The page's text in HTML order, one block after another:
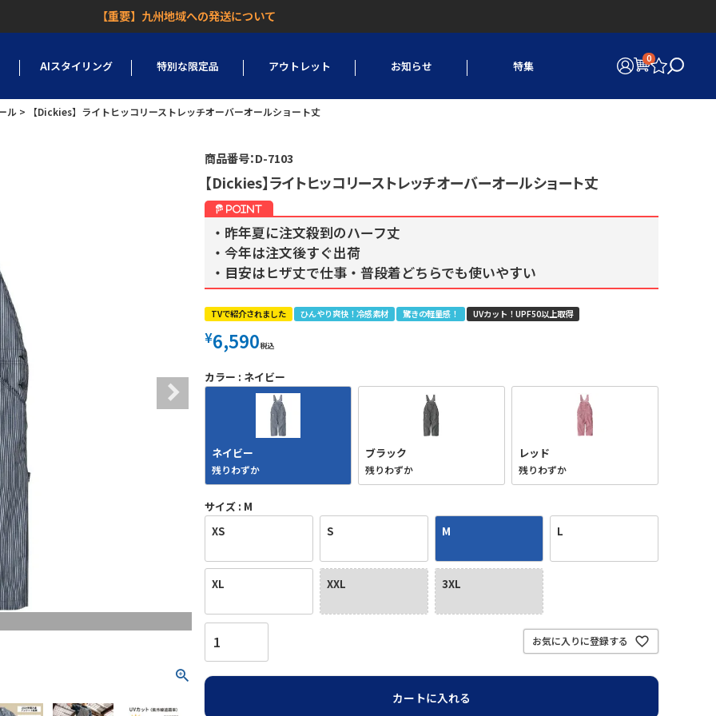
【重要】九州地域への発送について
AIスタイリング 特別な限定品 アウトレット お知らせ 特集 0
ル 【Dickies】ライトヒッコリーストレッチオーバーオールショート丈
商品番号：D-7103
【Dickies】ライトヒッコリーストレッチオーバーオールショート丈
・昨年夏に注文殺到のハーフ丈
・今年は注文後すぐ出荷
・目安はヒザ丈で仕事・普段着どちらでも使いやすい
TVで紹介されました ひんやり爽快！冷感素材 驚きの軽量感！ UVカット！UPF50以上取得
¥6,590税込
カラー ネイビー
ネイビー
残りわずか
ブラック
残りわずか
レッド
残りわずか
サイズ M
XS
S M L
XL XXL 3XL
お気に入りに登録する
カートに入れる